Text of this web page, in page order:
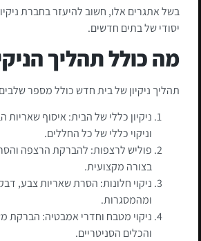
בשל אתגרים אלו, חשוב להיעזר בחברת
יסודי של בתים חדשים.
מה כולל תהליך
תהליך ניקיון של בית חדש כולל מספר
ניקיון כללי של הבית: איסוף שאריות
וניקוי כללי של כל החללים.
פוליש לרצפות: להברקת הרצפה
בצורה מקצועית.
ניקוי חלונות: הסרת שאריות צבע,
ומהמסגרות.
ניקוי מטבח וחדרי אמבטיה: הברקת
והכלים הסניטריים.